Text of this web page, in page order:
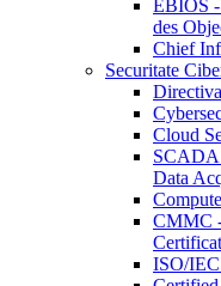
EBIOS -
des
Chief
Securitate
Cloud
SCADA
Data
CMMC
ISO/